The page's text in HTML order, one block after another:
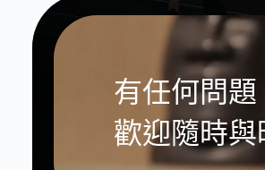
有任何問題
歡迎隨時與